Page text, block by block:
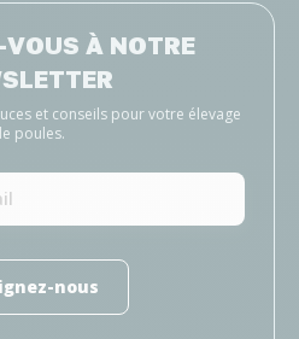
À NOTRE
et conseils pour votre élevage
poules.
nous